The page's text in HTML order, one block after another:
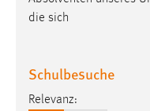
die sich
Schulbesuche
Relevanz:
Cookie Laufzeit:
30 Tage
Chat
Name: